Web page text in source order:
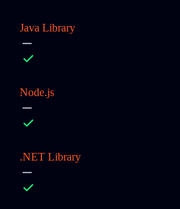
Java Library
Node.js
.NET Library